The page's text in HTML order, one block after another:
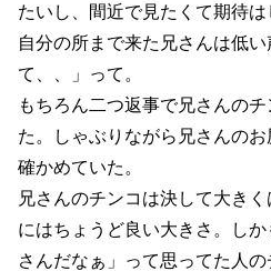
たいし、間近で見たくて期待は
自分の所まで来た兄さんは低
て、、」って。
もちろん二つ返事で兄さんの
た。しゃぶりながら兄さんの
確かめていた。
兄さんのチンコは決して大き
にはちょうど良い大きさ。し
さんだなぁ」って思ってた人